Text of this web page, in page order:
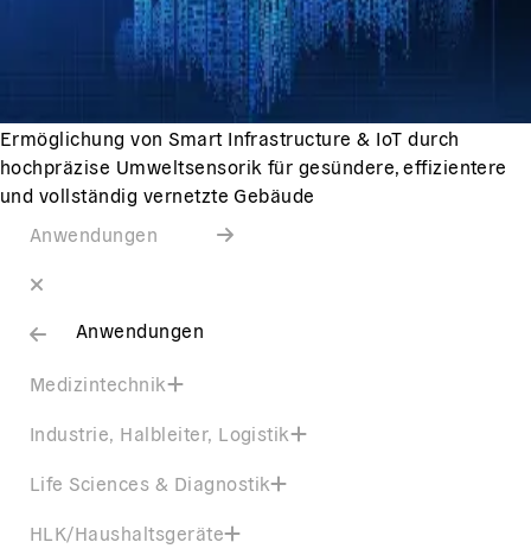
Ermöglichung von Smart Infrastructure & IoT durch
hochpräzise Umweltsensorik für gesündere, effizientere
und vollständig vernetzte Gebäude
Anwendungen
Anwendungen
Medizintechnik
Industrie, Halbleiter, Logistik
Life Sciences & Diagnostik
HLK/Haushaltsgeräte